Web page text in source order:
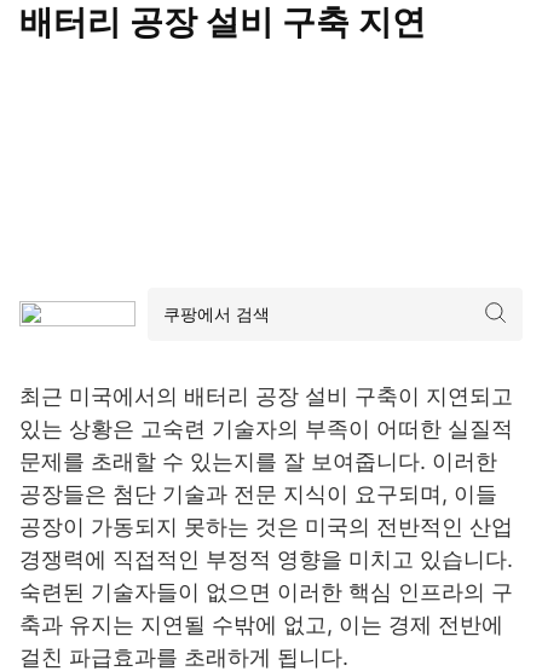
배터리 공장 설비 구축 지연
최근 미국에서의 배터리 공장 설비 구축이 지연되고
있는 상황은 고숙련 기술자의 부족이 어떠한 실질적
문제를 초래할 수 있는지를 잘 보여줍니다. 이러한
공장들은 첨단 기술과 전문 지식이 요구되며, 이들
공장이 가동되지 못하는 것은 미국의 전반적인 산업
경쟁력에 직접적인 부정적 영향을 미치고 있습니다.
숙련된 기술자들이 없으면 이러한 핵심 인프라의 구
축과 유지는 지연될 수밖에 없고, 이는 경제 전반에
걸친 파급효과를 초래하게 됩니다.